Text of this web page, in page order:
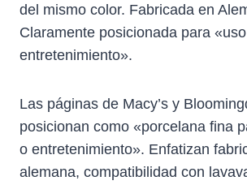
del mismo color. Fabricada en
Claramente posicionada para
entretenimiento».
Las páginas de Macy’s y
posicionan como «porcelana fina
o entretenimiento». Enfatizan
alemana, compatibilidad con